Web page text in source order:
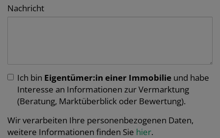
Nachricht
Ich bin Eigentümer:in einer Immobilie und habe
Interesse an Informationen zur Vermarktung
(Beratung, Marktüberblick oder Bewertung).
Wir verarbeiten Ihre personenbezogenen Daten,
weitere Informationen finden Sie hier.